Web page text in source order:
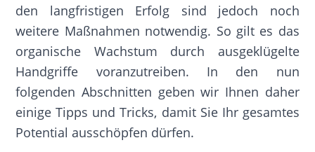
den langfristigen Erfolg sind jedoch noch
weitere Maßnahmen notwendig. So gilt es das
organische Wachstum durch ausgeklügelte
Handgriffe voranzutreiben. In den nun
folgenden Abschnitten geben wir Ihnen daher
einige Tipps und Tricks, damit Sie Ihr gesamtes
Potential ausschöpfen dürfen.